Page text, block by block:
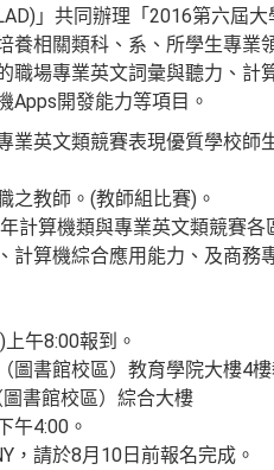
」共同辦理「2016第六屆
養相關類科、系、所學生專業
職場專業英文詞彙與聽力、
Apps開發能力等項目。
英文類競賽表現優質學校師
之教師。(教師組比賽)。
計算機類與專業英文類競賽
計算機綜合應用能力、及商
午8:00報到。
圖書館校區）教育學院大樓4
圖書館校區）綜合大樓
午4:00。
，請於8月10日前報名完成。